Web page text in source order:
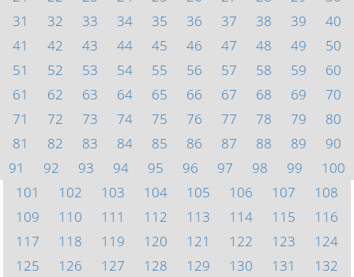
31
32 33 34 35 36 37 38 39
40
41
42 43 44 45 46 47 48 49
50
51
52 53 54 55 56 57 58 59
60
61
62 63 64 65 66 67 68 69
70
71
72 73 74 75 76 77 78 79
80
81
82 83 84 85 86 87 88 89
90
91
92 93 94 95 96 97 98 99
100
101
102 103 104 105 106 107
108
109
110 111 112 113 114 115
116
117
118 119 120 121 122 123
124
125
126 127 128 129 130 131
132